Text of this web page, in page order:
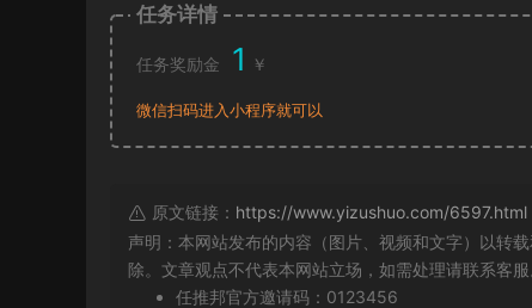
任务详情
任务奖励金 1 ￥
微信扫码进入小程序就可以
原文链接： https://www.yizushuo.com/6597.html
声明：本网站发布的内容（图片、视频和文字）以转
除。文章观点不代表本网站立场，如需处理请联系客服
任推邦官方邀请码：0123456